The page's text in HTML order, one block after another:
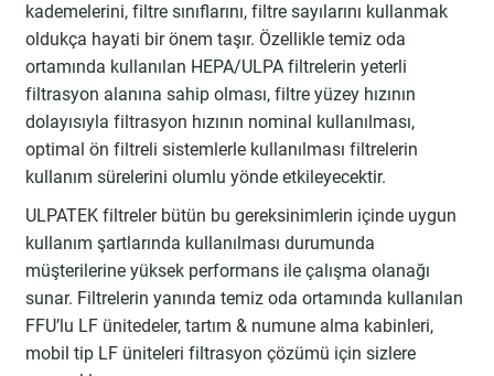
kademelerini, filtre sınıflarını, filtre sayılarını kullanmak
oldukça hayati bir önem taşır. Özellikle temiz oda
ortamında kullanılan HEPA/ULPA filtrelerin yeterli
filtrasyon alanına sahip olması, filtre yüzey hızının
dolayısıyla filtrasyon hızının nominal kullanılması,
optimal ön filtreli sistemlerle kullanılması filtrelerin
kullanım sürelerini olumlu yönde etkileyecektir.
ULPATEK filtreler bütün bu gereksinimlerin içinde uygun
kullanım şartlarında kullanılması durumunda
müşterilerine yüksek performans ile çalışma olanağı
sunar. Filtrelerin yanında temiz oda ortamında kullanılan
FFU’lu LF ünitedeler, tartım & numune alma kabinleri,
mobil tip LF üniteleri filtrasyon çözümü için sizlere